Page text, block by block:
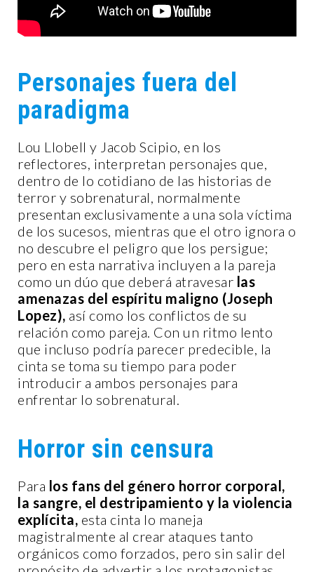
Personajes fuera del
paradigma
Lou Llobell y Jacob Scipio, en los
reflectores, interpretan personajes que,
dentro de lo cotidiano de las historias de
terror y sobrenatural, normalmente
presentan exclusivamente a una sola víctima
de los sucesos, mientras que el otro ignora o
no descubre el peligro que los persigue;
pero en esta narrativa incluyen a la pareja
como un dúo que deberá atravesar las
amenazas del espíritu maligno (Joseph
Lopez), así como los conflictos de su
relación como pareja. Con un ritmo lento
que incluso podría parecer predecible, la
cinta se toma su tiempo para poder
introducir a ambos personajes para
enfrentar lo sobrenatural.
Horror sin censura
Para los fans del género horror corporal,
la sangre, el destripamiento y la violencia
explícita, esta cinta lo maneja
magistralmente al crear ataques tanto
orgánicos como forzados, pero sin salir del